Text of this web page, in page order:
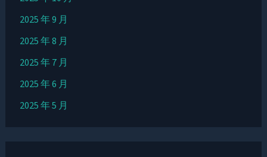
2025 年 9 月
2025 年 8 月
2025 年 7 月
2025 年 6 月
2025 年 5 月